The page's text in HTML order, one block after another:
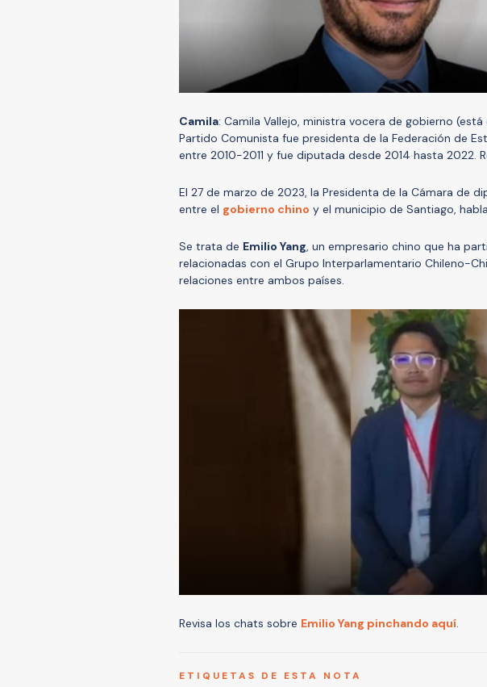
Camila: Camila Vallejo, ministra vocera de gobierno
Partido Comunista fue presidenta de la Federación de
entre 2010-2011 y fue diputada desde 2014 hasta 2022.
El 27 de marzo de 2023, la Presidenta de la Cámara de
entre el gobierno chino y el municipio de Santiago,
Se trata de Emilio Yang, un empresario chino que ha
relacionadas con el Grupo Interparlamentario Chileno-
relaciones entre ambos países.
Revisa los chats sobre Emilio Yang pinchando aquí.
ETIQUETAS DE ESTA NOTA